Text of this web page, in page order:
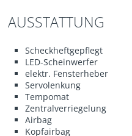
AUSSTATTUNG
Scheckheftgepflegt
LED-Scheinwerfer
elektr. Fensterheber
Servolenkung
Tempomat
Zentralverriegelung
Airbag
Kopfairbag